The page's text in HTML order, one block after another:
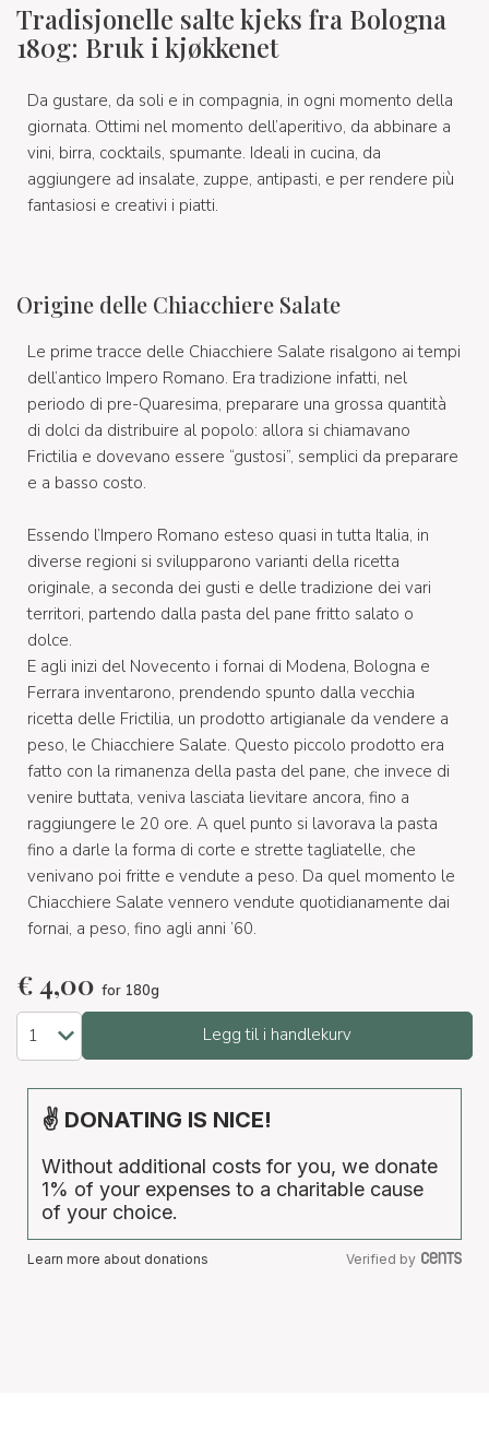
Tradisjonelle salte kjeks fra Bologna
180g: Bruk i kjøkkenet
Da gustare, da soli e in compagnia, in ogni momento della
giornata. Ottimi nel momento dell’aperitivo, da abbinare a
vini, birra, cocktails, spumante. Ideali in cucina, da
aggiungere ad insalate, zuppe, antipasti, e per rendere più
fantasiosi e creativi i piatti.
Origine delle Chiacchiere Salate
Le prime tracce delle Chiacchiere Salate risalgono ai tempi
dell’antico Impero Romano. Era tradizione infatti, nel
periodo di pre-Quaresima, preparare una grossa quantità
di dolci da distribuire al popolo: allora si chiamavano
Frictilia e dovevano essere “gustosi”, semplici da preparare
e a basso costo.
Essendo l’Impero Romano esteso quasi in tutta Italia, in
diverse regioni si svilupparono varianti della ricetta
originale, a seconda dei gusti e delle tradizione dei vari
territori, partendo dalla pasta del pane fritto salato o
dolce.
E agli inizi del Novecento i fornai di Modena, Bologna e
Ferrara inventarono, prendendo spunto dalla vecchia
ricetta delle Frictilia, un prodotto artigianale da vendere a
peso, le Chiacchiere Salate. Questo piccolo prodotto era
fatto con la rimanenza della pasta del pane, che invece di
venire buttata, veniva lasciata lievitare ancora, fino a
raggiungere le 20 ore. A quel punto si lavorava la pasta
fino a darle la forma di corte e strette tagliatelle, che
venivano poi fritte e vendute a peso. Da quel momento le
Chiacchiere Salate vennero vendute quotidianamente dai
fornai, a peso, fino agli anni ’60.
€4,00 for 180g
Legg til i handlekurv
✌ DONATING IS NICE!
Without additional costs for you, we donate
1% of your expenses to a charitable cause
of your choice.
Learn more about donations Verified by